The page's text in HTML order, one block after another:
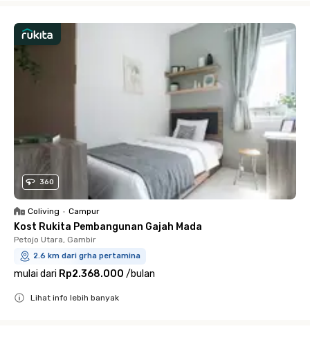
360
Coliving • Campur
Kost Rukita Pembangunan Gajah Mada
Petojo Utara, Gambir
2.6 km dari grha pertamina
mulai dari Rp2.368.000 /bulan
Lihat info lebih banyak